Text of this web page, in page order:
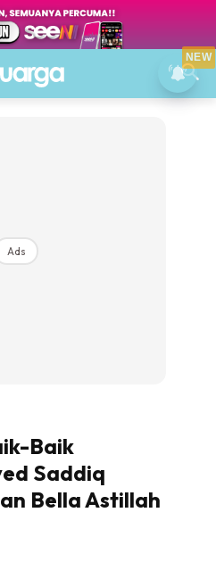
Ads
Baik
Saddiq
Bella Astillah
NEW